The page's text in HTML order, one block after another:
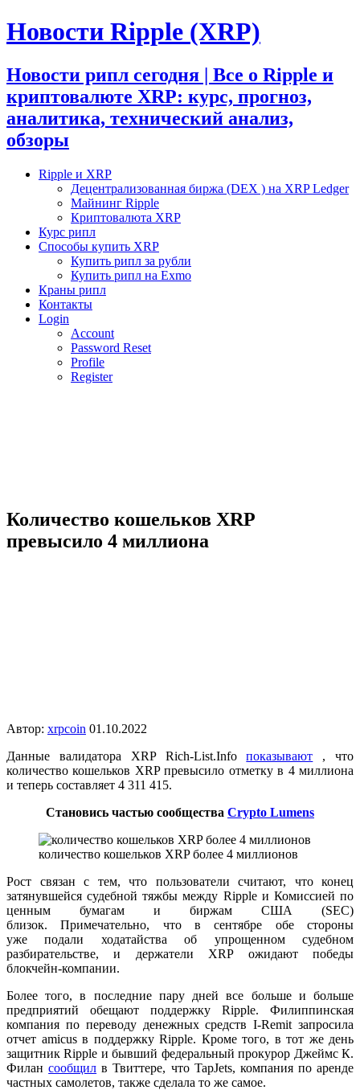
Новости Ripple (XRP)
Новости рипл сегодня | Все о Ripple и
криптовалюте XRP: курс, прогноз,
аналитика, технический анализ,
обзоры
Ripple и XRP
Децентрализованная биржа (DEX ) на XRP Ledger
Майнинг Ripple
Криптовалюта XRP
Курс рипл
Способы купить XRP
Купить рипл за рубли
Купить рипл на Exmo
Краны рипл
Контакты
Login
Account
Password Reset
Profile
Register
Количество кошельков XRP
превысило 4 миллиона
Автор: xrpcoin 01.10.2022
Данные валидатора XRP Rich-List.Infoпоказывают , что
количество кошельков XRP превысило отметку в 4 миллиона
и теперь составляет 4 311 415.
Становись частью сообщества Crypto Lumens
количество кошельков XRP более 4 миллионов
Рост связан с тем, что пользователи считают, что конец
затянувшейся судебной тяжбы между Ripple и Комиссией по
ценным бумагам и биржам США (SEC)
близок. Примечательно, что в сентябре обе стороны
уже подали ходатайства об упрощенном судебном
разбирательстве, и держатели XRP ожидают победы
блокчейн-компании.
Более того, в последние пару дней все больше и больше
предприятий обещают поддержку Ripple. Филиппинская
компания по переводу денежных средств I-Remit запросила
отчет amicus в поддержку Ripple. Кроме того, в тот же день
защитник Ripple и бывший федеральный прокурор Джеймс К.
Филансообщил в Твиттере, что TapJets, компания по аренде
частных самолетов, также сделала то же самое.